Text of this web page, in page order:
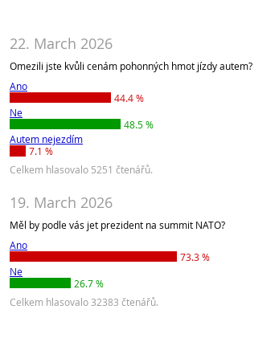
22. March 2026
Omezili jste kvůli cenám pohonných hmot jízdy autem?
Ano
44.4 %
Ne
48.5 %
Autem nejezdím
7.1 %
Celkem hlasovalo 5251 čtenářů.
19. March 2026
Měl by podle vás jet prezident na summit NATO?
Ano
73.3 %
Ne
26.7 %
Celkem hlasovalo 32383 čtenářů.